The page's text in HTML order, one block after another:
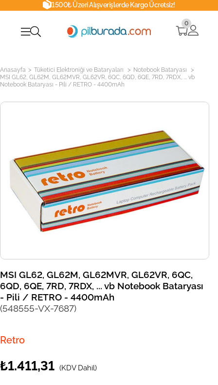
1500₺ Üzeri Alışverişlerde Kargo Ücretsiz!
0
Anasayfa > Tüketici Elektroniği ve Bataryaları > Notebook Bataryası >
MSI GL62, GL62M, GL62MVR, GL62VR, 6QC, 6QD, 6QE, 7RD, 7RDX, ... vb
Notebook Bataryası - Pili / RETRO - 4400mAh
MSI GL62, GL62M, GL62MVR, GL62VR, 6QC,
6QD, 6QE, 7RD, 7RDX, ... vb Notebook Bataryası
- Pili / RETRO - 4400mAh
(548555-VX-7687)
Retro
₺1.411,31 (KDV Dahil)